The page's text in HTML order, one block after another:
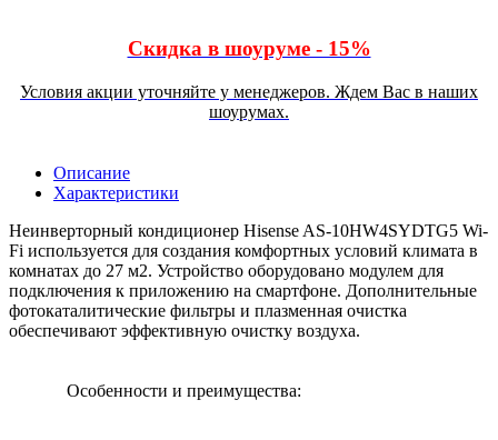
Скидка в шоуруме - 15%
Условия акции уточняйте у менеджеров. Ждем Вас в наших
шоурумах.
Описание
Характеристики
Неинверторный кондиционер Hisense AS-10HW4SYDTG5 Wi-
Fi используется для создания комфортных условий климата в
комнатах до 27 м2. Устройство оборудовано модулем для
подключения к приложению на смартфоне. Дополнительные
фотокаталитические фильтры и плазменная очистка
обеспечивают эффективную очистку воздуха.
Особенности и преимущества: